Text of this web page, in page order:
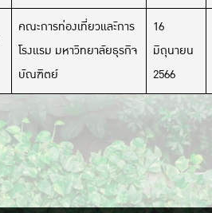
คณะการท่องเที่ยวและัการ
โรงแรม มหาวิทยาลัยธุรกิจ
บัณฑิตย์
16
มิถุนายน
2566